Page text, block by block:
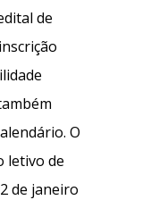
de
O
letivo de
de janeiro